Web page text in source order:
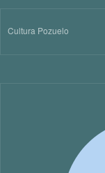
Cultura Pozuelo